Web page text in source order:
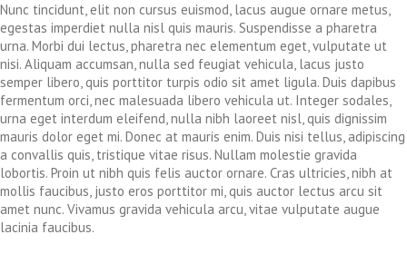
Nunc tincidunt, elit non cursus euismod, lacus augue ornare metus,
egestas imperdiet nulla nisl quis mauris. Suspendisse a pharetra
urna. Morbi dui lectus, pharetra nec elementum eget, vulputate ut
nisi. Aliquam accumsan, nulla sed feugiat vehicula, lacus justo
semper libero, quis porttitor turpis odio sit amet ligula. Duis dapibus
fermentum orci, nec malesuada libero vehicula ut. Integer sodales,
urna eget interdum eleifend, nulla nibh laoreet nisl, quis dignissim
mauris dolor eget mi. Donec at mauris enim. Duis nisi tellus, adipiscing
a convallis quis, tristique vitae risus. Nullam molestie gravida
lobortis. Proin ut nibh quis felis auctor ornare. Cras ultricies, nibh at
mollis faucibus, justo eros porttitor mi, quis auctor lectus arcu sit
amet nunc. Vivamus gravida vehicula arcu, vitae vulputate augue
lacinia faucibus.